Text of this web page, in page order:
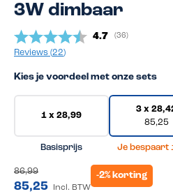
3W dimbaar
Gemiddelde
4.7 (aantal
36)
Reviews (22)
Kies je voordeel met onze sets
1 x 28,99
Basisprijs
3 x
85,25
Je bespaart
86,99
85,25 Incl. BTW
-2% korting